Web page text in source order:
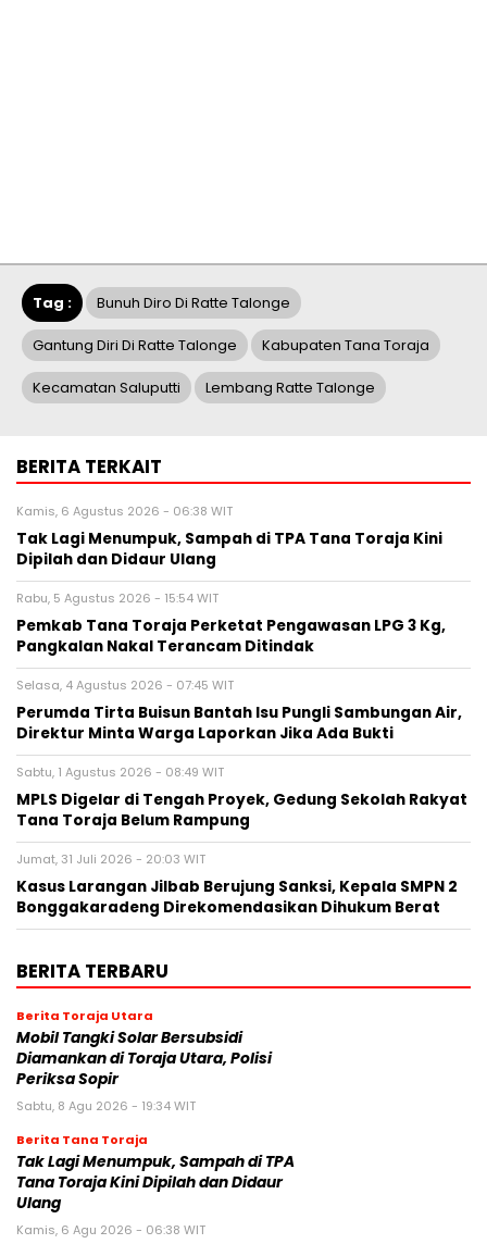
Tag : Bunuh Diro Di Ratte Talonge
Gantung Diri Di Ratte Talonge Kabupaten Tana Toraja
Kecamatan Saluputti Lembang Ratte Talonge
BERITA TERKAIT
Kamis, 6 Agustus 2026 - 06:38 WIT
Tak Lagi Menumpuk, Sampah di TPA Tana Toraja Kini
Dipilah dan Didaur Ulang
Rabu, 5 Agustus 2026 - 15:54 WIT
Pemkab Tana Toraja Perketat Pengawasan LPG 3 Kg,
Pangkalan Nakal Terancam Ditindak
Selasa, 4 Agustus 2026 - 07:45 WIT
Perumda Tirta Buisun Bantah Isu Pungli Sambungan Air,
Direktur Minta Warga Laporkan Jika Ada Bukti
Sabtu, 1 Agustus 2026 - 08:49 WIT
MPLS Digelar di Tengah Proyek, Gedung Sekolah Rakyat
Tana Toraja Belum Rampung
Jumat, 31 Juli 2026 - 20:03 WIT
Kasus Larangan Jilbab Berujung Sanksi, Kepala SMPN 2
Bonggakaradeng Direkomendasikan Dihukum Berat
BERITA TERBARU
Berita Toraja Utara
Mobil Tangki Solar Bersubsidi
Diamankan di Toraja Utara, Polisi
Periksa Sopir
Sabtu, 8 Agu 2026 - 19:34 WIT
Berita Tana Toraja
Tak Lagi Menumpuk, Sampah di TPA
Tana Toraja Kini Dipilah dan Didaur
Ulang
Kamis, 6 Agu 2026 - 06:38 WIT